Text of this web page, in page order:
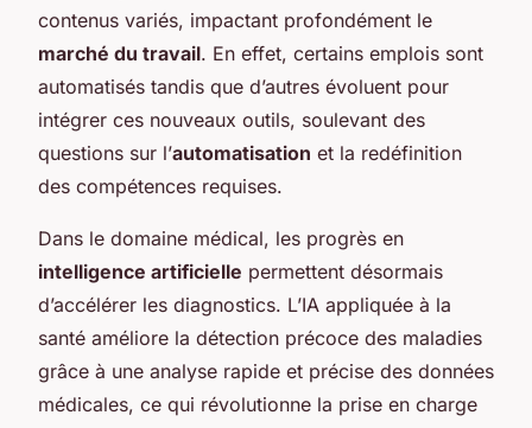
contenus variés, impactant profondément le
marché du travail. En effet, certains emplois sont
automatisés tandis que d’autres évoluent pour
intégrer ces nouveaux outils, soulevant des
questions sur l’automatisation et la redéfinition
des compétences requises.
Dans le domaine médical, les progrès en
intelligence artificielle permettent désormais
d’accélérer les diagnostics. L’IA appliquée à la
santé améliore la détection précoce des maladies
grâce à une analyse rapide et précise des données
médicales, ce qui révolutionne la prise en charge